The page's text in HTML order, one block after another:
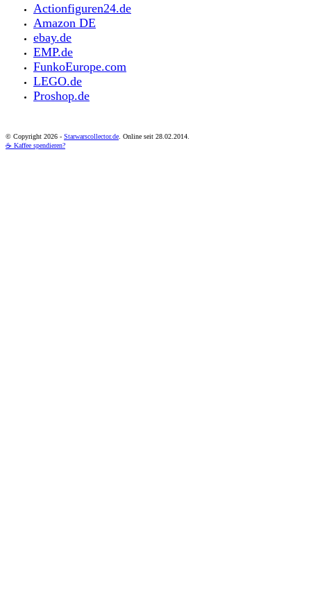
Actionfiguren24.de
Amazon DE
ebay.de
EMP.de
FunkoEurope.com
LEGO.de
Proshop.de
© Copyright 2026 - Starwarscollector.de . Online seit 28.02.2014.
☕ Kaffee spendieren?